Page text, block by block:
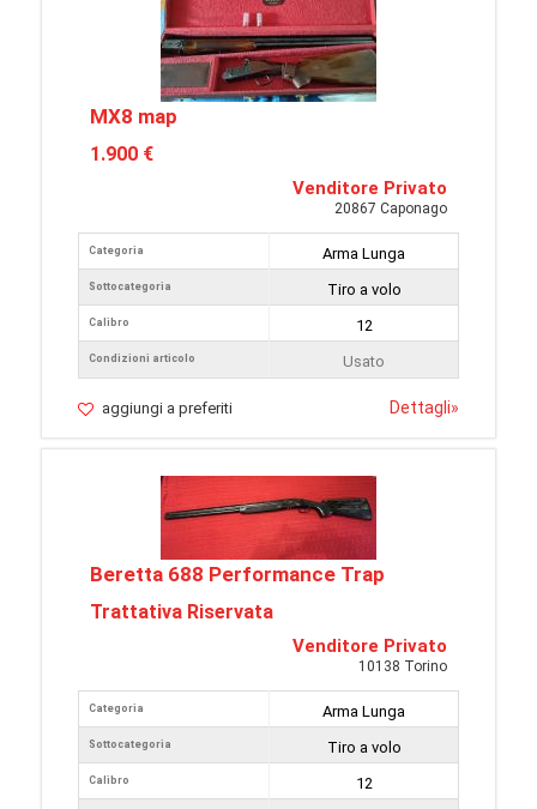
MX8 map
1.900 €
Venditore Privato
20867 Caponago
Categoria
Sottocategoria
Calibro
Condizioni articolo
Arma Lunga
Tiro a volo
12
Usato
aggiungi a preferiti Dettagli»
Beretta 688 Performance Trap
Trattativa Riservata
Venditore Privato
10138 Torino
Categoria
Sottocategoria
Calibro
Arma Lunga
Tiro a volo
12